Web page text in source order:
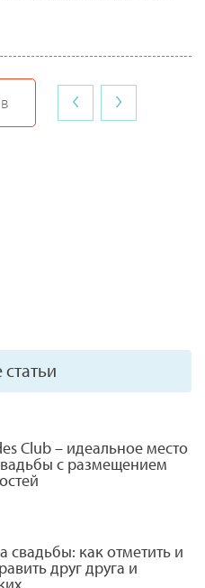
‹ ›
Club – идеальное место
с размещением
свадьбы: как отметить и
друг друга и